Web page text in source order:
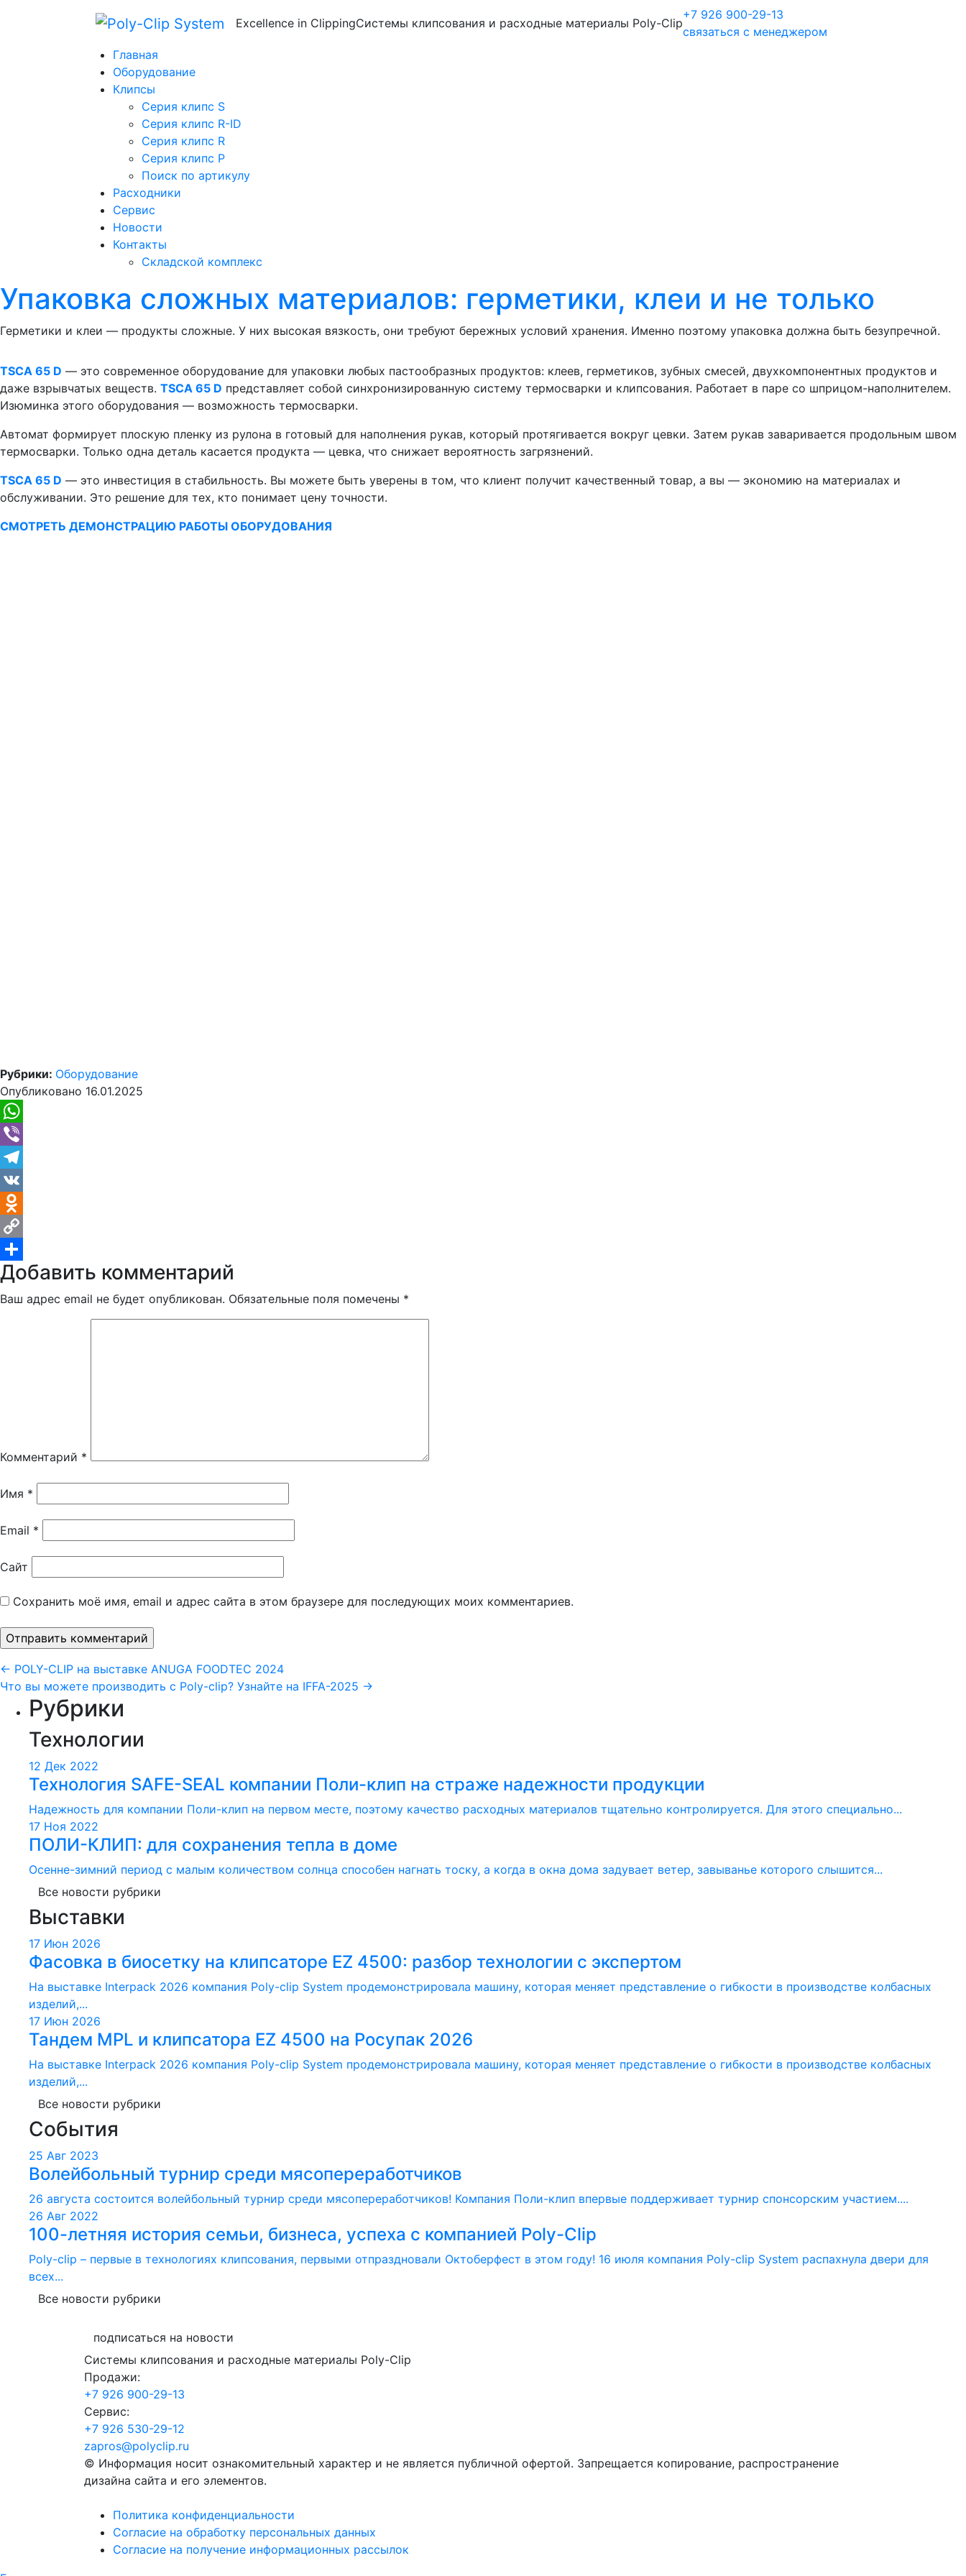
Excellence in ClippingСистемы клипсования и расходные материалы Poly-Clip
+7 926 900-29-13
связаться с менеджером
Главная
Оборудование
Клипсы
Серия клипс S
Серия клипс R-ID
Серия клипс R
Серия клипс P
Поиск по артикулу
Расходники
Сервис
Новости
Контакты
Складской комплекс
Упаковка сложных материалов: герметики, клеи и не только
Герметики и клеи — продукты сложные. У них высокая вязкость, они требуют бережных условий хранения. Именно поэтому упаковка должна быть безупречной.
TSCA 65 D — это современное оборудование для упаковки любых пастообразных продуктов: клеев, герметиков, зубных смесей, двухкомпонентных продуктов и
даже взрывчатых веществ. TSCA 65 D представляет собой синхронизированную систему термосварки и клипсования. Работает в паре со шприцом-наполнителем.
Изюминка этого оборудования — возможность термосварки.
Автомат формирует плоскую пленку из рулона в готовый для наполнения рукав, который протягивается вокруг цевки. Затем рукав заваривается продольным швом
термосварки. Только одна деталь касается продукта — цевка, что снижает вероятность загрязнений.
TSCA 65 D — это инвестиция в стабильность. Вы можете быть уверены в том, что клиент получит качественный товар, а вы — экономию на материалах и
обслуживании. Это решение для тех, кто понимает цену точности.
СМОТРЕТЬ ДЕМОНСТРАЦИЮ РАБОТЫ ОБОРУДОВАНИЯ
Рубрики: Оборудование
Опубликовано 16.01.2025
WhatsApp
Viber
Telegram
VK
Odnoklassniki
Copy
Link
Отправить
Добавить комментарий
Ваш адрес email не будет опубликован. Обязательные поля помечены *
Комментарий *
Имя *
Email *
Сайт
Сохранить моё имя, email и адрес сайта в этом браузере для последующих моих комментариев.
Навигация
по
записям
← POLY-CLIP на выставке ANUGA FOODTEC 2024
Что вы можете производить с Poly-clip? Узнайте на IFFA-2025 →
Рубрики
Технологии
12 Дек 2022
Технология SAFE-SEAL компании Поли-клип на страже надежности продукции
Надежность для компании Поли-клип на первом месте, поэтому качество расходных материалов тщательно контролируется. Для этого специально...
17 Ноя 2022
ПОЛИ-КЛИП: для сохранения тепла в доме
Осенне-зимний период с малым количеством солнца способен нагнать тоску, а когда в окна дома задувает ветер, завыванье которого слышится...
Все новости рубрики
Выставки
17 Июн 2026
Фасовка в биосетку на клипсаторе EZ 4500: разбор технологии с экспертом
На выставке Interpack 2026 компания Poly-clip System продемонстрировала машину, которая меняет представление о гибкости в производстве колбасных
изделий,...
17 Июн 2026
Тандем MPL и клипсатора EZ 4500 на Росупак 2026
На выставке Interpack 2026 компания Poly-clip System продемонстрировала машину, которая меняет представление о гибкости в производстве колбасных
изделий,...
Все новости рубрики
События
25 Авг 2023
Волейбольный турнир среди мясопереработчиков
26 августа состоится волейбольный турнир среди мясопереработчиков! Компания Поли-клип впервые поддерживает турнир спонсорским участием....
26 Авг 2022
100-летняя история семьи, бизнеса, успеха с компанией Poly-Clip
Poly-clip – первые в технологиях клипсования, первыми отпраздновали Октоберфест в этом году! 16 июля компания Poly-clip System распахнула двери для
всех...
Все новости рубрики
подписаться на новости
Системы клипсования и расходные материалы Poly-Clip
Продажи:
+7 926 900-29-13
Cервис:
+7 926 530-29-12
zapros@polyclip.ru
© Информация носит ознакомительный характер и не является публичной офертой. Запрещается копирование, распространение
дизайна сайта и его элементов.
Политика конфиденциальности
Согласие на обработку персональных данных
Согласие на получение информационных рассылок